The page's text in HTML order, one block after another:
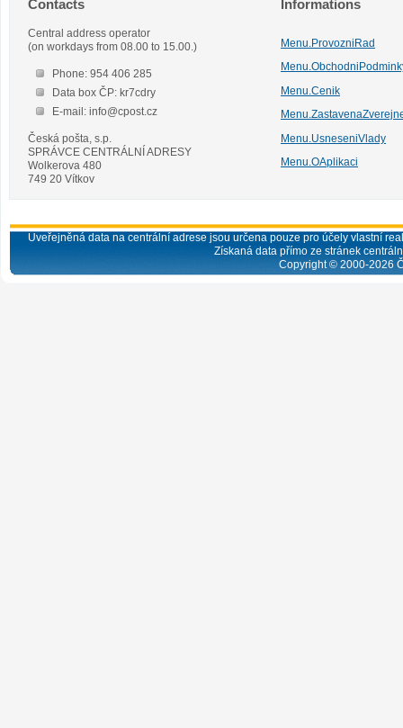
Contacts
Central address operator
(on workdays from 08.00 to 15.00.)
Phone: 954 406 285
Data box ČP: kr7cdry
E-mail: info@cpost.cz
Česká pošta, s.p.
SPRÁVCE CENTRÁLNÍ ADRESY
Wolkerova 480
749 20 Vítkov
Informations
Menu.ProvozniRad
Menu.Cenik
Menu.UsneseniVlady
Menu.OAplikaci
Uveřejněná data na centrální adrese jsou určena pouze pro účely vlastní
Získaná data přímo ze stránek
Copyright © 2000-2026